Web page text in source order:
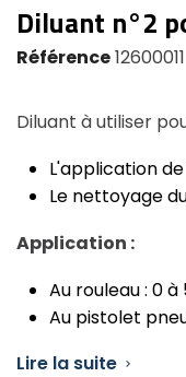
Diluant n°2
Référence12600011
Diluant à utiliser
L'application
Le nettoyage
Application :
Au rouleau : 0 à
Au pistolet
Lire la suite
